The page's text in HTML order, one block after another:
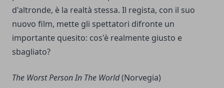
d'altronde, è la realtà stessa. Il regista, con il suo
nuovo film, mette gli spettatori difronte un
importante quesito: cos'è realmente giusto e
sbagliato?
The Worst Person In The World(Norvegia)